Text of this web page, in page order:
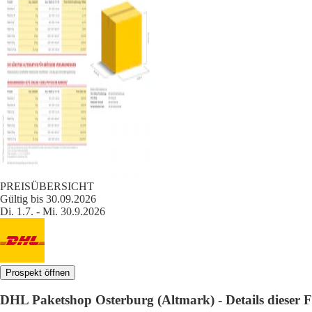
PREISÜBERSICHT
Gültig bis 30.09.2026
Di. 1.7. - Mi. 30.9.2026
Prospekt öffnen
DHL Paketshop Osterburg (Altmark) - Details dieser